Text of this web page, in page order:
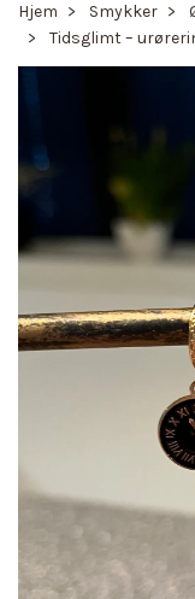
Hjem Smykker
Tidsglimt –